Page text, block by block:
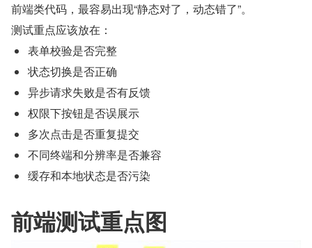
前端类代码，最容易出现“静态对了，动态错了”。
测试重点应该放在：
表单校验是否完整
状态切换是否正确
异步请求失败是否有反馈
权限下按钮是否误展示
多次点击是否重复提交
不同终端和分辨率是否兼容
缓存和本地状态是否污染
前端测试重点图